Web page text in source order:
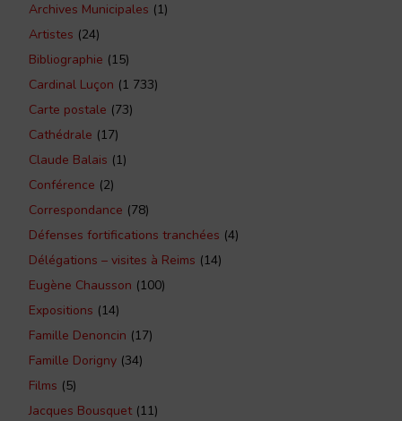
Archives Municipales (1)
Artistes (24)
Bibliographie (15)
Cardinal Luçon (1 733)
Carte postale (73)
Cathédrale (17)
Claude Balais (1)
Conférence (2)
Correspondance (78)
Défenses fortifications tranchées (4)
Délégations – visites à Reims (14)
Eugène Chausson (100)
Expositions (14)
Famille Denoncin (17)
Famille Dorigny (34)
Films (5)
Jacques Bousquet(11)